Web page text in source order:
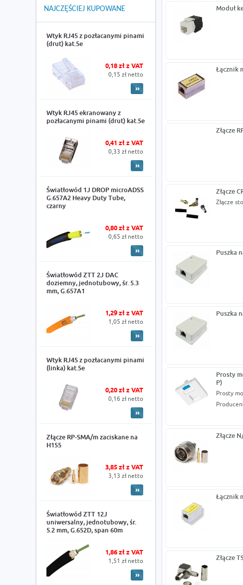
NAJCZĘŚCIEJ KUPOWANE
Wtyk RJ45 z pozłacanymi pinami
(drut) kat.5e
0,18 zł z VAT
0,15 zł netto
Wtyk RJ45 ekranowany z
pozłacanymi pinami (drut) kat.5e
0,41 zł z VAT
0,33 zł netto
Światłowód 1J DROP microADSS
G.657A2 Heavy Duty Tube,
czarny
0,80 zł z VAT
0,65 zł netto
Światłowód ZTT 2J DAC
doziemny, jednotubowy, śr. 5.3
mm, G.657A1
1,29 zł z VAT
1,05 zł netto
Wtyk RJ45 z pozłacanymi pinami
(linka) kat.5e
0,20 zł z VAT
0,16 zł netto
Złącze RP-SMA/m zaciskane na
H155
3,85 zł z VAT
3,13 zł netto
Światłowód ZTT 12J
uniwersalny, jednotubowy, śr.
5.2 mm, G.652D, span 60m
1,86 zł z VAT
1,51 zł netto
Moduł
Łącznik
Złącze
Złącze
Złącze
Puszka
Puszka
Prosty
P)
Prosty
Złącze
Łącznik
Złącze